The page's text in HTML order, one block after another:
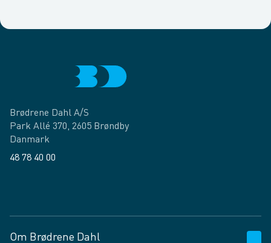
Brødrene Dahl A/S
Park Allé 370, 2605 Brøndby
Danmark
48 78 40 00
Om Brødrene Dahl